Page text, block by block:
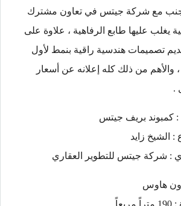
جنب مع شركة جيتس في تعاون مشترك
يغلب عليها طابع الرفاهية ، علاوة على
تصميمات هندسية راقية بنمط لأول
والأهم من ذلك كله إعلانه عن أسعار
.
كمبوند بريف جيتس
الشيخ زايد
: شركة جيتس للتطوير العقاري
هاوس